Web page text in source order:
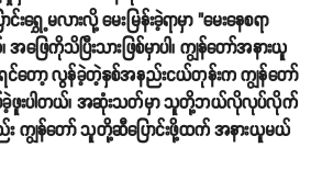
င်းရွှေ့မလားလို့ မေးမြန်းခဲ့ရာမှာ "မေးနေစရာ
ြေကိုသိပြီးသားဖြစ်မှာပါ၊ ကျွန်တော်အနားယူ
တော့ လွန်ခဲ့တဲ့နှစ်အနည်းငယ်တုန်းက ကျွန်တော်
းစပ်ခဲ့ဖူးပါတယ်၊ အဆုံးသတ်မှာ သူတို့ဘယ်လိုလုပ်လိုက်
း ကျွန်တော် သူတို့ဆီပြောင်းဖို့ထက် အနားယူမယ်